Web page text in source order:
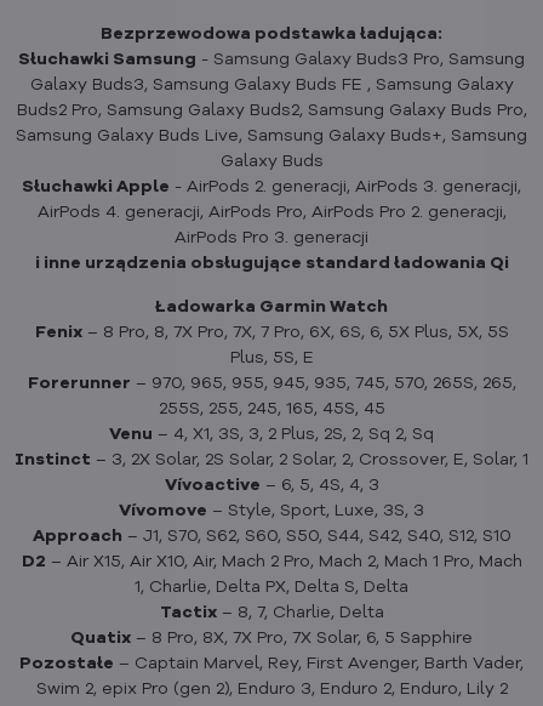
Bezprzewodowa podstawka ładująca:
Słuchawki Samsung - Samsung Galaxy Buds3 Pro, Samsung
Galaxy Buds3, Samsung Galaxy Buds FE , Samsung Galaxy
Buds2 Pro, Samsung Galaxy Buds2, Samsung Galaxy Buds Pro,
Samsung Galaxy Buds Live, Samsung Galaxy Buds+, Samsung
Galaxy Buds
Słuchawki Apple - AirPods 2. generacji, AirPods 3. generacji,
AirPods 4. generacji, AirPods Pro, AirPods Pro 2. generacji,
AirPods Pro 3. generacji
i inne urządzenia obsługujące standard ładowania Qi
Ładowarka Garmin Watch
Fenix– 8 Pro, 8, 7X Pro, 7X, 7 Pro, 6X, 6S, 6, 5X Plus, 5X, 5S
Plus, 5S, E
Forerunner – 970, 965, 955, 945, 935, 745, 570, 265S, 265,
255S, 255, 245, 165, 45S, 45
Venu – 4, X1, 3S, 3, 2 Plus, 2S, 2, Sq 2, Sq
Instinct – 3, 2X Solar, 2S Solar, 2 Solar, 2, Crossover, E, Solar, 1
Vívoactive – 6, 5, 4S, 4, 3
Vívomove – Style, Sport, Luxe, 3S, 3
Approach – J1, S70, S62, S60, S50, S44, S42, S40, S12, S10
D2 – Air X15, Air X10, Air, Mach 2 Pro, Mach 2, Mach 1 Pro, Mach
1, Charlie, Delta PX, Delta S, Delta
Tactix– 8, 7, Charlie, Delta
Quatix – 8 Pro, 8X, 7X Pro, 7X Solar, 6, 5 Sapphire
Pozostałe – Captain Marvel, Rey, First Avenger, Barth Vader,
Swim 2, epix Pro (gen 2), Enduro 3, Enduro 2, Enduro, Lily 2